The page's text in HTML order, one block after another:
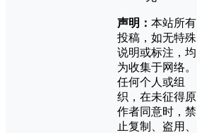
声明： 本站所有
投稿，如无特殊
说明或标注，均
为收集于网络。
任何个人或组
织，在未征得原
作者同意时，禁
止复制、盗用、